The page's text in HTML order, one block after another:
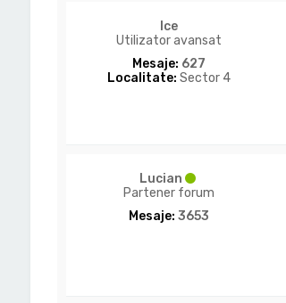
Ice
Utilizator avansat
Mesaje: 627
Localitate: Sector 4
Lucian
Partener forum
Mesaje: 3653